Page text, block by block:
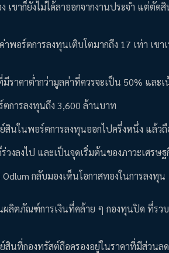
เขาก็ยังไม่ได้ลาออกจากงานประจำ แต่ตั
พอร์ตการลงทุนเติบโตมากถึง 17 เท่า เข
ราคาต่ำกว่ามูลค่าที่ควรจะเป็น 50% แล
การลงทุนถึง 3,600 ล้านบาท
นในพอร์ตการลงทุนออกไปครึ่งหนึ่ง แล้วถื
งลงไป และเป็นจุดเริ่มต้นของภาวะเศรษ
กลับมองเห็นโอกาสทองในการลงทุน
ผลิตภัณฑ์การเงินที่คล้าย ๆ กองทุนปิด ที่ร
นที่กองทรัสต์ถือครองอยู่ในราคาที่มีส่วนล